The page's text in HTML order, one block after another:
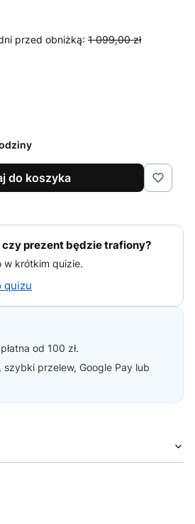
przed obniżką: 1 099,00 zł
do koszyka
czy prezent będzie trafiony?
w krótkim quizie.
quizu
od 100 zł.
szybki przelew, Google Pay lub